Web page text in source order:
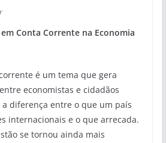
Conta Corrente na Economia
é um tema que gera
economistas e cidadãos
diferença entre o que um país
internacionais e o que arrecada.
se tornou ainda mais